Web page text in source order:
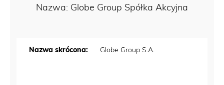
Nazwa: Globe Group Spółka Akcyjna
Nazwa skrócona: Globe Group S.A.